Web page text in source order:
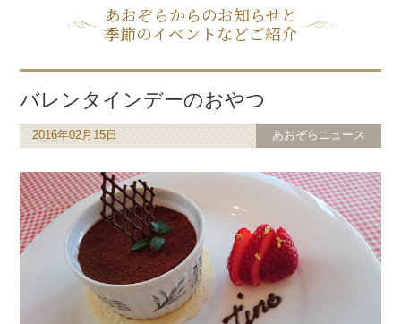
あおぞらからのお知らせと
季節のイベントなどご紹介
バレンタインデーのおやつ
2016年02月15日 あおぞらニュース